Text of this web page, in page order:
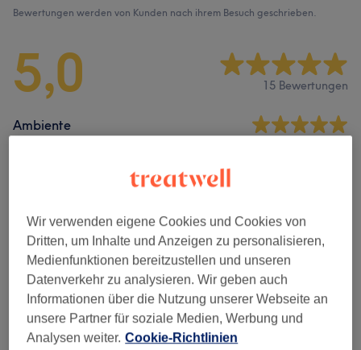
Bewertungen werden von Kunden nach ihrem Besuch geschrieben.
5,0 15 Bewertungen
Ambiente
Bewertungen filtern
Bewertung Nach Sternen filtern
Wir verwenden eigene Cookies und Cookies von
Dritten, um Inhalte und Anzeigen zu personalisieren,
Medienfunktionen bereitzustellen und unseren
Datenverkehr zu analysieren. Wir geben auch
Informationen über die Nutzung unserer Webseite an
unsere Partner für soziale Medien, Werbung und
Analysen weiter. Cookie-Richtlinien